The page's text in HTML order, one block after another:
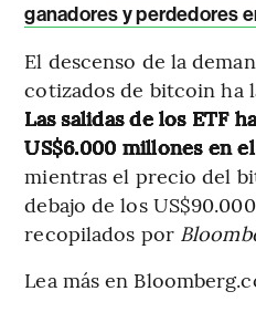
ganadores y perdedores
El descenso de la
cotizados de bitcoin ha
Las salidas de los ETF
US$6.000 millones en
mientras el precio del
debajo de los
recopilados por
Lea más en